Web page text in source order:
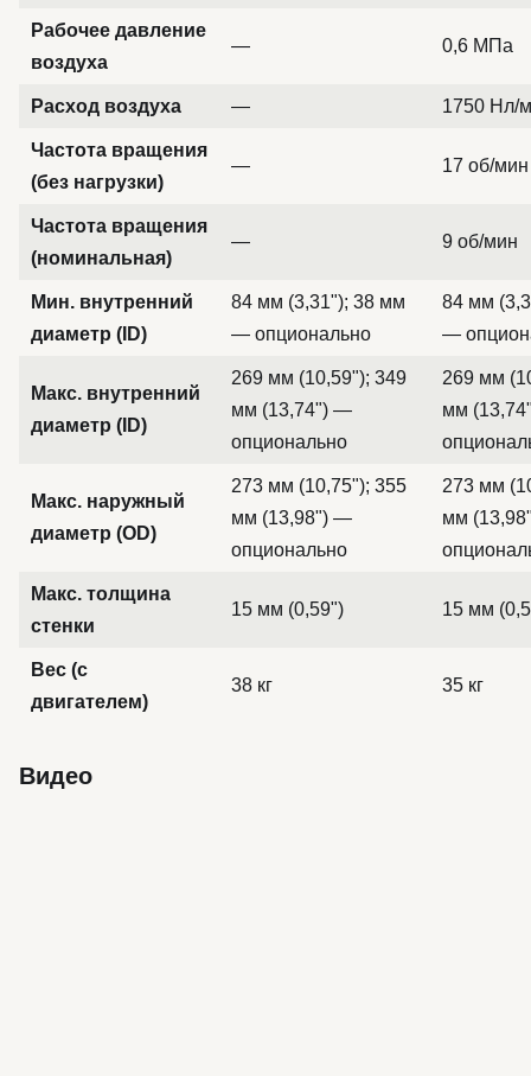
Рабочее давление
воздуха
— 0,6 МПа
Расход воздуха — 1750 Нл/
Частота вращения
(без нагрузки)
— 17 об/мин
Частота вращения
(номинальная)
— 9 об/мин
Мин. внутренний
диаметр (ID)
84 мм (3,31"); 38 мм
— опционально
84 мм
—
Макс. внутренний
диаметр (ID)
269 мм (10,59"); 349
мм (13,74") —
опционально
269 мм
мм
Макс. наружный
диаметр (OD)
273 мм (10,75"); 355
мм (13,98") —
опционально
273 мм
мм
Макс. толщина
стенки
15 мм (0,59") 15 мм
Вес (с
двигателем)
38 кг 35 кг
Видео